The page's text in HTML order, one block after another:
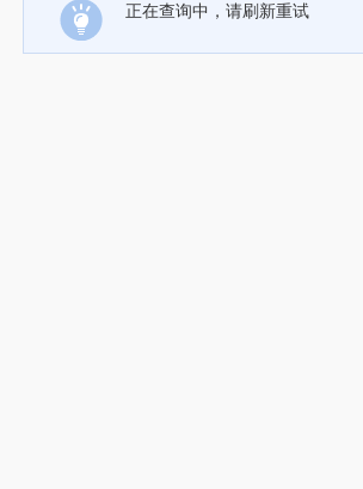
正在查询中，请刷新重试